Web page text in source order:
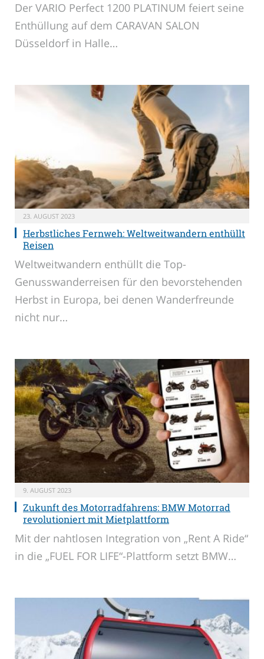
Der VARIO Perfect 1200 PLATINUM feiert seine
Enthüllung auf dem CARAVAN SALON
Düsseldorf in Halle…
23. AUGUST 2023
Herbstliches Fernweh: Weltweitwandern enthüllt
Reisen
Weltweitwandern enthüllt die Top-
Genusswanderreisen für den bevorstehenden
Herbst in Europa, bei denen Wanderfreunde
nicht nur…
9. AUGUST 2023
Zukunft des Motorradfahrens: BMW Motorrad
revolutioniert mit Mietplattform
Mit der nahtlosen Integration von „Rent A Ride“
in die „FUEL FOR LIFE“-Plattform setzt BMW…